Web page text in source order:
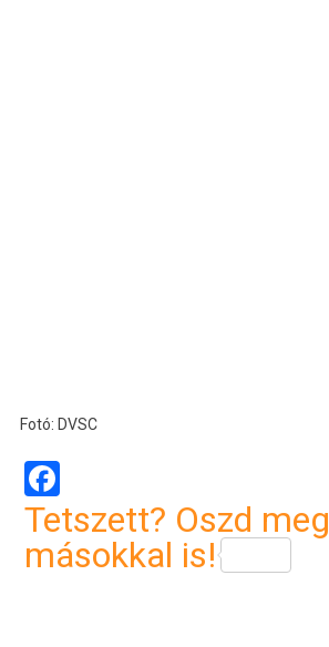
Fotó: DVSC
Facebook
Tetszett? Oszd meg
másokkal is!